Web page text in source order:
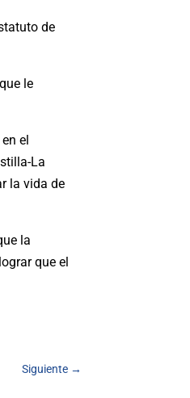
de
le
el
La
la vida de
la
que el
Siguiente→